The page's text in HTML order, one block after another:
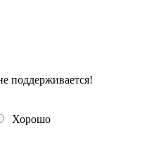
поддерживается!
Хорошо